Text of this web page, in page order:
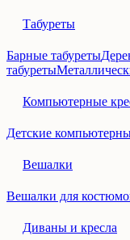
Табуреты
Барные табуреты
табуреты
Компьютерные
Детские
Вешалки
Вешалки для
Диваны и кресла